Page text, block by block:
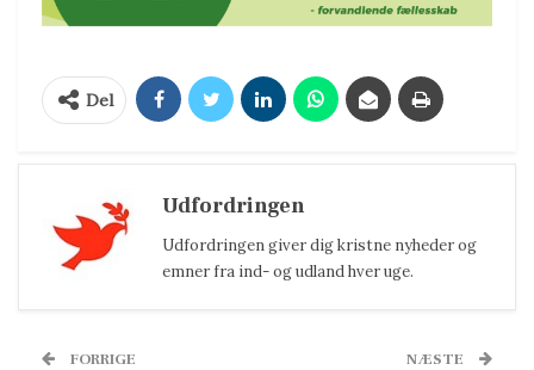
Del
Udfordringen
Udfordringen giver dig kristne nyheder og
emner fra ind- og udland hver uge.
FORRIGE NÆSTE